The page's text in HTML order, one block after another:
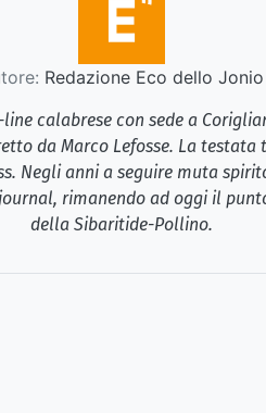
Redazione Eco dello Jonio
calabrese con sede a
da Marco Lefosse. La testata
Negli anni a seguire muta
rimanendo ad oggi il
della Sibaritide-Pollino.